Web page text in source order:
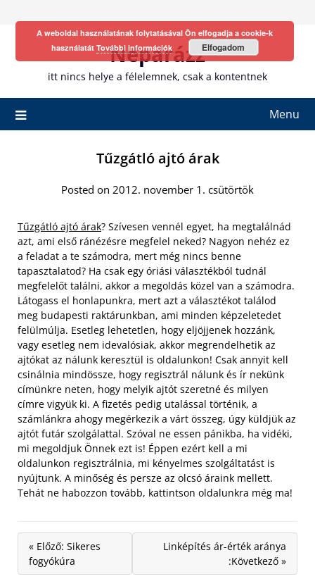
Neparázz
itt nincs helye a félelemnek, csak a kontentnek
Menu
Tűzgátló ajtó árak
Posted on 2012. november 1. csütörtök
Tűzgátló ajtó árak? Szívesen vennél egyet, ha megtalálnád
azt, ami első ránézésre megfelel neked? Nagyon nehéz ez
a feladat a te számodra, mert még nincs benne
tapasztalatod? Ha csak egy óriási választékból tudnál
megfelelőt találni, akkor a megoldás közel van a számodra.
Látogass el honlapunkra, mert azt a választékot találod
meg budapesti raktárunkban, ami minden képzeletedet
felülmúlja. Esetleg lehetetlen, hogy eljöjjenek hozzánk,
vagy esetleg nem idevalósiak, akkor megrendelhetik az
ajtókat az nálunk keresztül is oldalunkon! Csak annyit kell
csinálnia mindössze, hogy regisztrál nálunk és ír nekünk
címünkre neten, hogy melyik ajtót szeretné és milyen
címre vigyük ki. A fizetés pedig utalással történik, a
számlánkra ahogy megérkezik a várt összeg, úgy küldjük az
ajtót futár szolgálattal. Szóval ne essen pánikba, ha vidéki,
mi megoldjuk Önnek ezt is! Éppen ezért kell a mi
oldalunkon regisztrálnia, mi kényelmes szolgáltatást is
nyújtunk. A minőség és persze az olcsó áraink mellett.
Tehát ne habozzon tovább, kattintson oldalunkra még ma!
« Előző: Sikeres
fogyókúra
Linképítés ár-érték aránya
:Következő »
A weboldal használatának folytatásával Ön elfogadja a cookie-k
használatát További információk Elfogadom